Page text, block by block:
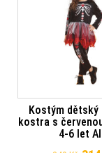
Kostým dětský
kostra s
4-6 let